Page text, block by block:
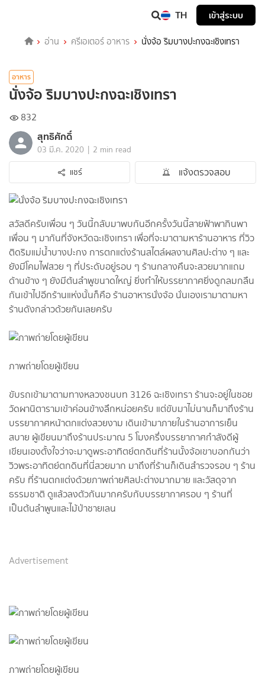
TH เข้าสู่ระบบ
อ่าน ครีเอเตอร์ อาหาร นั่งจ้อ ริมบางปะกงฉะเชิงเทรา
อาหาร
นั่งจ้อ ริมบางปะกงฉะเชิงเทรา
832
สุทธิศักดิ์
03 มี.ค. 2020 | 2 min read
แชร์
แจ้งตรวจสอบ
สวัสดีครับเพื่อน ๆ วันนี้กลับมาพบกันอีกครั้งวันนี้สายฟ้าพากินพา
เพื่อน ๆ มากันที่จังหวัดฉะเชิงเทรา เพื่อที่จะมาตามหาร้านอาหาร ที่วิว
ติดริมแม่น้ำบางปะกง การตกแต่งร้านสไตล์ผลงานศิลปะต่าง ๆ และ
ยังมีโคมไฟสวย ๆ ที่ประดับอยู่รอบ ๆ ร้านกลางคืนจะสวยมากแถม
ด้านข้าง ๆ ยังมีต้นลำพูขนาดใหญ่ ยิ่งทำให้บรรยากาศยิ่งดูกลมกลืน
กันเข้าไปอีกร้านแห่งนั้นก็คือ ร้านอาหารนั่งจ้อ นั่นเองเรามาตามหา
ร้านดังกล่าวด้วยกันเลยครับ
ภาพถ่ายโดยผู้เขียน
ขับรถเข้ามาตามทางหลวงชนบท 3126 ฉะเชิงเทรา ร้านจะอยู่ในซอย
วัดผานิตารามเข้าค่อนข้างลึกหน่อยครับ แต่ขับมาไม่นานก็มาถึงร้าน
บรรยากาศหน้าตกแต่งสวยงาม เดินเข้ามาภายในร้านอาการเย็น
สบาย ผู้เขียนมาถึงร้านประมาณ 5 โมงครึ่งบรรยากาศกำลังดีผู้
เขียนเองตั้งใจว่าจะมาดูพระอาทิตย์ตกดินที่ร้านนั้งจ้อเขาบอกกันว่า
วิวพระอาทิตย์ตกดินที่นี่สวยมาก มาถึงที่ร้านก็เดินสำรวจรอบ ๆ ร้าน
ครับ ที่ร้านตกแต่งด้วยภาพถ่ายศิลปะต่างมากมาย และวัสดุจาก
ธรรมชาติ ดูแล้วลงตัวกันมากครับกับบรรยากาศรอบ ๆ ร้านที่
เป็นต้นลำพูนและไม้ป่าชายเลน
Advertisement
ภาพถ่ายโดยผู้เขียน